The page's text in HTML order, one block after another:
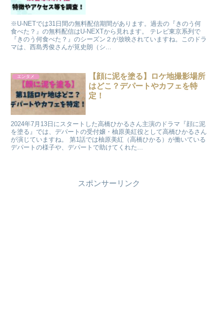
​ ※U-NETでは31日間の無料配信期間があります。過去の『きのう何
食べた？』の無料配信はU-NEXTから見れます。 テレビ東京系列で
『きのう何食べた？』のシーズン２が放映されていますね。このドラ
マは、西島秀俊さんが筧史朗（シ...
エンタメ
【顔に泥を塗る】ロケ地撮影場所
はどこ？デパートやカフェを特
定！
2024年7月13日にスタートした高橋ひかるさん主演のドラマ『顔に泥
を塗る』では、デパートの受付嬢・柚原美紅役として高橋ひかるさん
が演じていますね。 第1話では柚原美紅（高橋ひかる）が働いている
デパートの様子や、デパートで助けてくれた...
スポンサーリンク